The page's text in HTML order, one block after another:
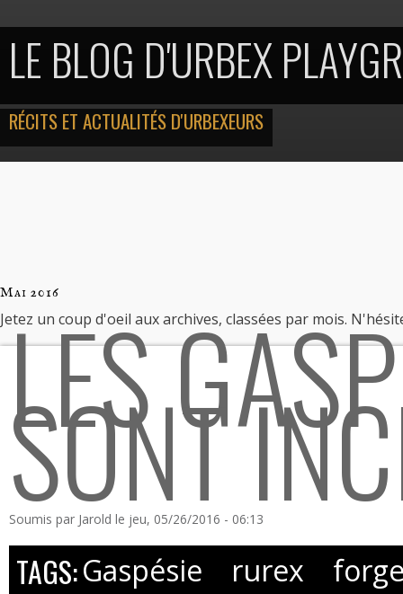
LE BLOG D'URBEX
RÉCITS ET ACTUALITÉS D'URBEXEURS
Mai 2016
Jetez un coup d'oeil aux archives, classées par mois.
LES
SONT
Soumis par Jarold le jeu, 05/26/2016 - 06:13
TAGS:Gaspésie rurex